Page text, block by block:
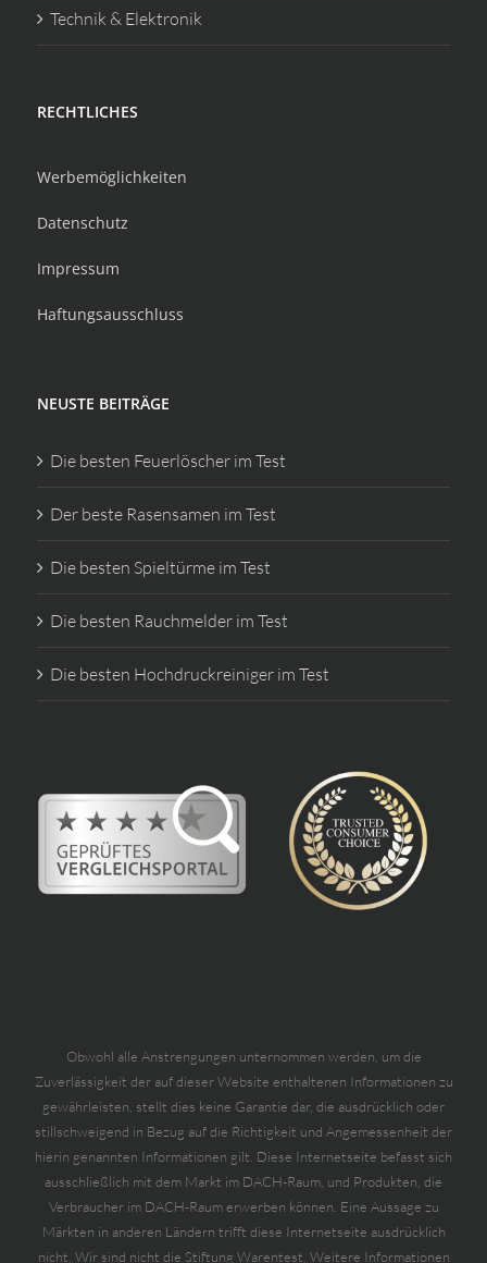
Technik & Elektronik
RECHTLICHES
Werbemöglichkeiten
Datenschutz
Impressum
Haftungsausschluss
NEUSTE BEITRÄGE
Die besten Feuerlöscher im Test
Der beste Rasensamen im Test
Die besten Spieltürme im Test
Die besten Rauchmelder im Test
Die besten Hochdruckreiniger im Test
Obwohl alle Anstrengungen unternommen werden, um die
Zuverlässigkeit der auf dieser Website enthaltenen Informationen zu
gewährleisten, stellt dies keine Garantie dar, die ausdrücklich oder
stillschweigend in Bezug auf die Richtigkeit und Angemessenheit der
hierin genannten Informationen gilt. Diese Internetseite befasst sich
ausschließlich mit dem Markt im DACH-Raum, und Produkten, die
Verbraucher im DACH-Raum erwerben können. Eine Aussage zu
Märkten in anderen Ländern trifft diese Internetseite ausdrücklich
nicht. Wir sind nicht die Stiftung Warentest. Weitere Informationen